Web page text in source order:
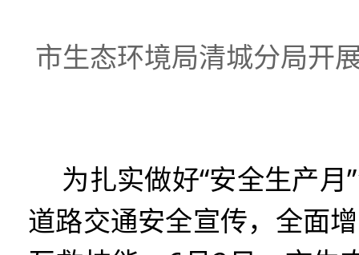
市生态环境局清城分局开
为扎实做好“安全生产月
道路交通安全宣传，全面